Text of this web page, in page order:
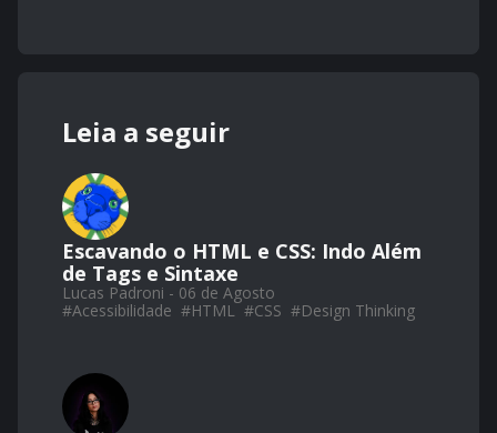
Leia a seguir
Escavando o HTML e CSS: Indo Além
de Tags e Sintaxe
Lucas Padroni - 06 de Agosto
#Acessibilidade #HTML #CSS #Design Thinking